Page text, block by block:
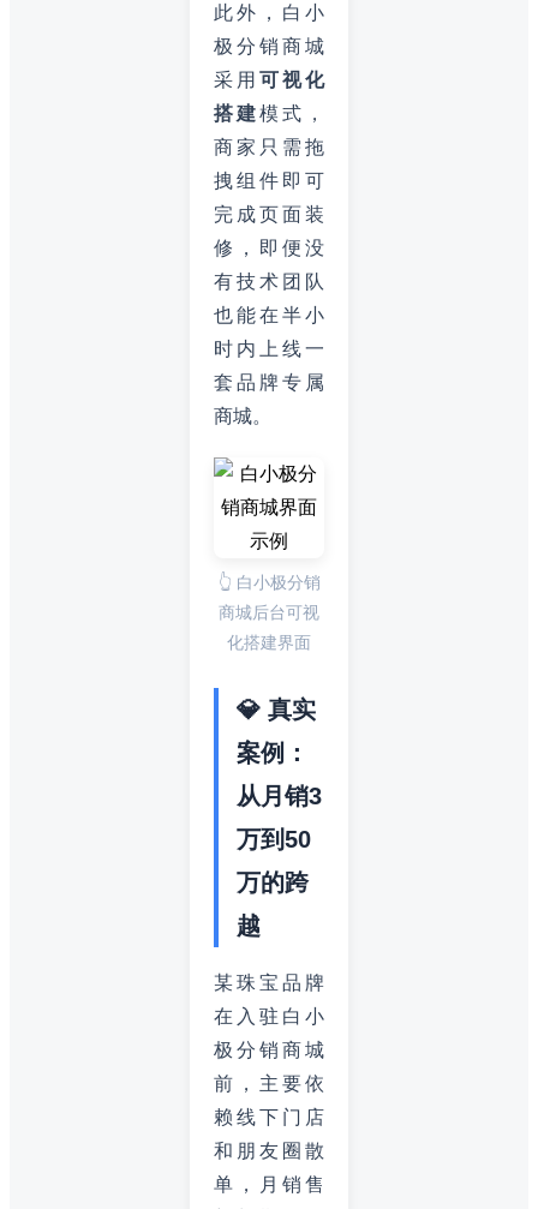
此外，白小
极分销商城
采用 可视化
搭建模式，
商家只需拖
拽组件即可
完成页面装
修，即便没
有技术团队
也能在半小
时内上线一
套品牌专属
商城。
👆 白小极分销
商城后台可视
化搭建界面
💎 真实
案例：
从月销3
万到50
万的跨
越
某珠宝品牌
在入驻白小
极分销商城
前，主要依
赖线下门店
和朋友圈散
单，月销售